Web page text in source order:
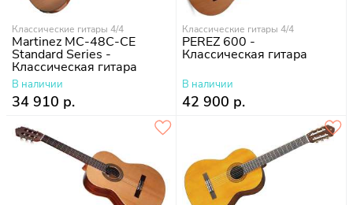
Классические гитары 4/4
Martinez MC-48C-CE
Standard Series -
Классическая гитара
В наличии
34 910 р.
Классические гитары 4/4
PEREZ 600 -
Классическая гитара
В наличии
42 900 р.